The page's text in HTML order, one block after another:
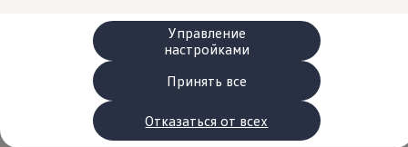
Принять все
Отказаться от всех
Управление
настройками
Персонализация
Настенная зарядная станция и кабели для
Важная информация для клиентов
Переработка и возврат продукции
Кампании по отзыву автомобилей
Предупредительные и контрольные
Обновления программного обеспечения
Обновления программного обеспечения для